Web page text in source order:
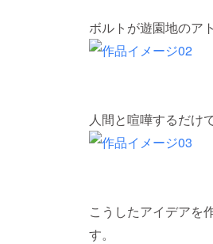
ボルトが遊園地のア
人間と喧嘩するだけ
こうしたアイデアを
す。